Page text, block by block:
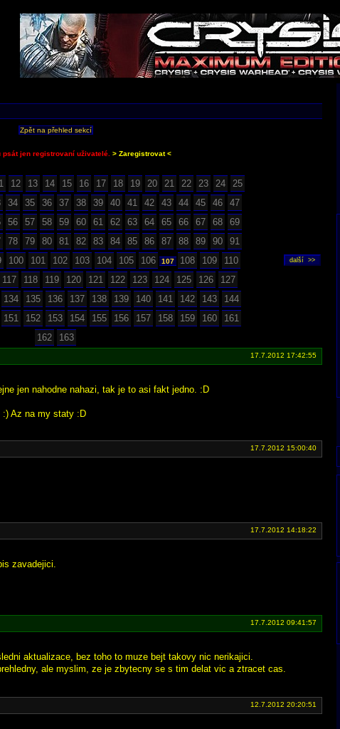
Zpět na přehled sekcí
jen registrovaní uživatelé. > Zaregistrovat <
12 13 14 15 16 17 18 19 20 21 22 23 24
25
34 35 36 37 38 39 40 41 42 43 44 45 46
47
56 57 58 59 60 61 62 63 64 65 66 67 68
69
78 79 80 81 82 83 84 85 86 87 88 89 90
91
100 101 102 103 104 105 106 107 108 109
110
117 118 119 120 121 122 123 124 125 126
127
134 135 136 137 138 139 140 141 142 143
144
151 152 153 154 155 156 157 158 159 160
161
162
163
17.7.2012 17:42:55
jen nahodne nahazi, tak je to asi fakt jedno. :D
:) Az na my staty :D
17.7.2012 15:00:40
17.7.2012 14:18:22
zavadejici.
17.7.2012 09:41:57
aktualizace, bez toho to muze bejt takovy nic nerikajici.
ale myslim, ze je zbytecny se s tim delat vic a ztracet cas.
12.7.2012 20:20:51